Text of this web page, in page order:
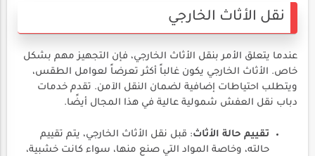
نقل الأثاث الخارجي
عندما يتعلق الأمر بنقل الأثاث الخارجي، فإن التجهيز مهم بشكل
خاص. الأثاث الخارجي يكون غالباً أكثر تعرضاً لعوامل الطقس،
ويتطلب احتياطات إضافية لضمان النقل الآمن. تقدم خدمات
دباب نقل العفش شمولية عالية في هذا المجال أيضًا.
تقييم حالة الأثاث: قبل نقل الأثاث الخارجي، يتم تقييم
حالته، وخاصة المواد التي صنع منها، سواء كانت خشبية،